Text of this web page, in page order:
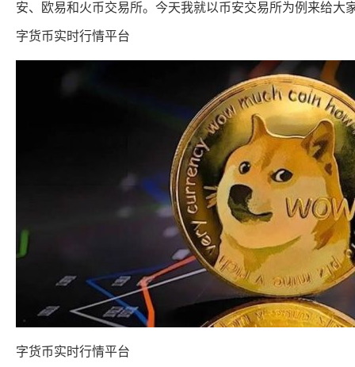
安、欧易和火币交易所。今天我就以币安交易所为例来给
字货币实时行情平台
字货币实时行情平台